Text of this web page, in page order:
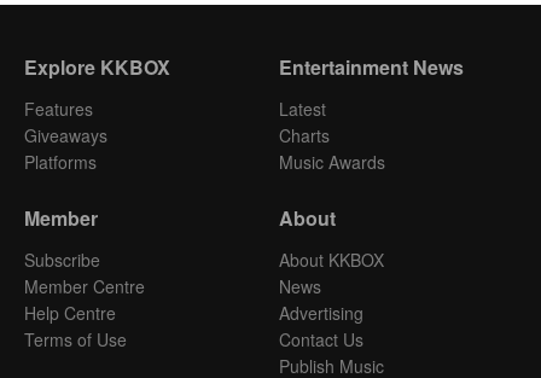
Explore KKBOX
Features
Giveaways
Platforms
Entertainment News
Latest
Charts
Music Awards
Member
Subscribe
Member Centre
Help Centre
Terms of Use
About
About KKBOX
News
Advertising
Contact Us
Publish Music